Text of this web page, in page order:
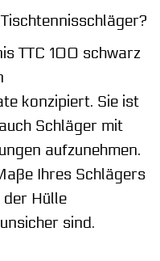
TTC 100 schwarz
konzipiert. Sie ist
Schläger mit
aufzunehmen.
Ihres Schlägers
Hülle
sind.